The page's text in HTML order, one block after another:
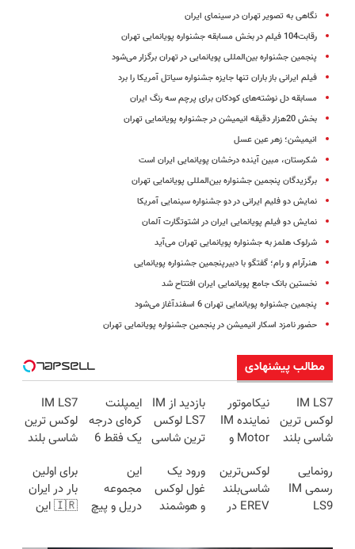
نگاهی به تصویر تهران در سینمای ایران
رقابت104 فیلم در بخش مسابقه جشنواره پویانمایی تهران
پنجمین جشنواره بین‌المللی پویانمایی در تهران برگزار می‌شود
فیلم ایرانی باز باران تنها جایزه جشنواره سیاتل آمریکا را برد
مسابقه دل نوشته‌های کودکان برای پرچم سه رنگ ایران
بخش 20هزار دقیقه انیمیشن در جشنواره پویانمایی تهران
انیمیشن؛ زهر عین عسل
شکرستان، مبین آینده درخشان پویانمایی ایران است
برگزیدگان پنجمین جشنواره بین‌المللی پویانمایی تهران
نمایش دو فلیم ایرانی در دو جشنواره سینمایی آمریکا
نمایش دو فیلم پویانمایی ایران در اشتوتگارت آلمان
شرلوک هلمز به جشنواره پویانمایی تهران می‌آید
هنرآرام و رام؛ گفتگو با دبیرپنجمین جشنواره پویانمایی
نخستین بانک جامع پویانمایی ایران افتتاح شد
پنجمین جشنواره پویانمایی تهران 6 اسفندآغاز می‌شود
حضور نامزد اسکار انیمیشن در پنجمین جشنواره پویانمایی تهران
مطالب پیشنهادی
IM LS7
لوکس ترین
شاسی بلند
نیکاموتور
نماینده IM
Motor و
در ایران
بازدید از IM
LS7 لوکس
ترین شاسی
ایران در
باشگاه
انقلاب
ایمپلنت
کره‌ای درجه
یک فقط 6
تومن ✅
IM LS7
لوکس ترین
شاسی بلند
رونمایی
رسمی IM
LS9
لوکس‌ترین
شاسی‌بلند
EREV در
ورود یک
غول لوکس
و هوشمند
این
مجموعه
دریل و پیچ
برای اولین
بار در ایران
🇮🇷 این